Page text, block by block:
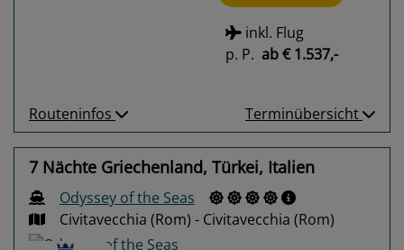
inkl. Flug
p. P. ab€ 1.537,-
Routeninfos Terminübersicht
7 Nächte Griechenland, Türkei, Italien
Odyssey of the Seas
Civitavecchia (Rom) - Civitavecchia (Rom)